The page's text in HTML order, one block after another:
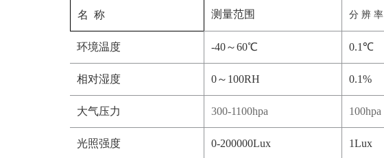
名 称 测量范围 分 辨 率
环境温度 -40～60℃ 0.1℃
相对湿度 0～100RH 0.1%
大气压力 300-1100hpa 100hpa
光照强度 0-200000Lux 1Lux